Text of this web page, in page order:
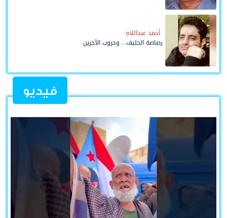
أحمد عبداللاه
رصاصة الحليف... وحروب الآخرين
فيديو